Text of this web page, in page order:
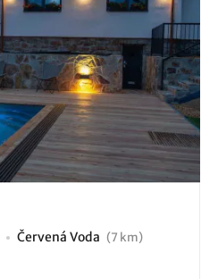
Červená Voda (7 km)